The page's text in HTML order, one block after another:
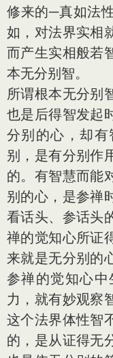
修来的─真如法
如，对法界实相
而产生实相般若
本无分别智。
所谓根本无分别
也是后得智发起
分别的心，却
别，是有分别作
的。有智慧而能
别的心，是参禅
看话头、参话头
禅的觉知心所证
来就是无分别的
参禅的觉知心
力，就有妙观察
这个法界体性智
的，是从证得无